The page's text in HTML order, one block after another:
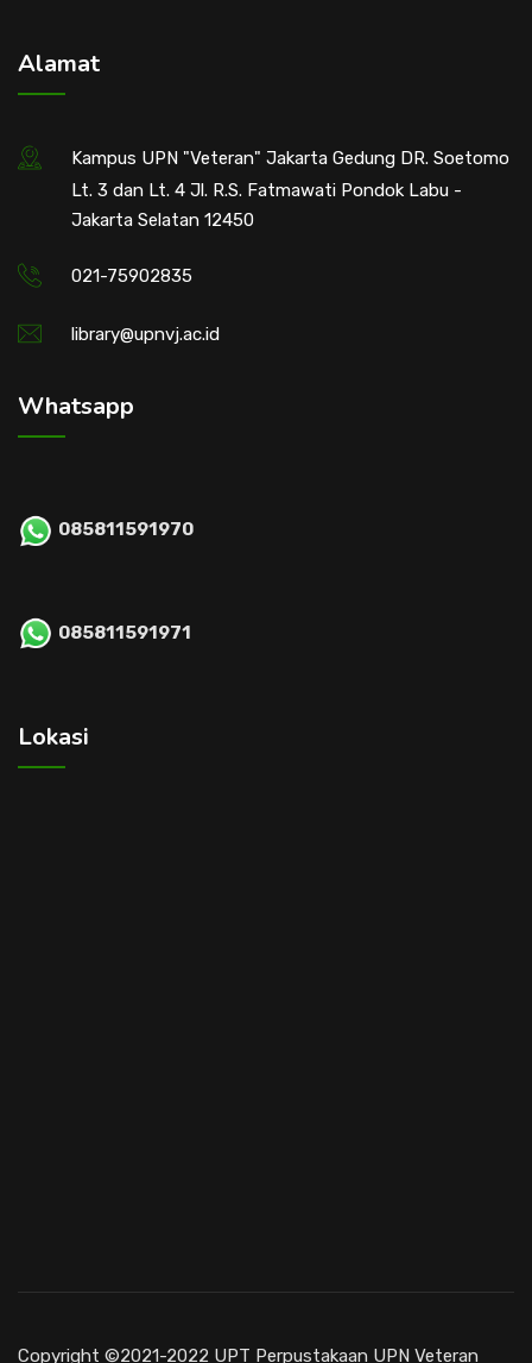
Alamat
Kampus UPN "Veteran" Jakarta Gedung DR. Soetomo
Lt. 3 dan Lt. 4 Jl. R.S. Fatmawati Pondok Labu -
Jakarta Selatan 12450
021-75902835
library@upnvj.ac.id
Whatsapp
085811591970
085811591971
Lokasi
Copyright ©2021-2022 UPT Perpustakaan UPN Veteran